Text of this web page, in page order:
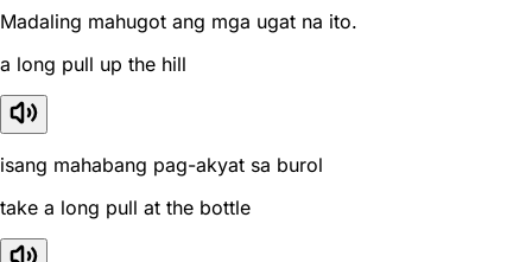
Madaling mahugot ang mga ugat na ito.
a long pull up the hill
isang mahabang pag-akyat sa burol
take a long pull at the bottle